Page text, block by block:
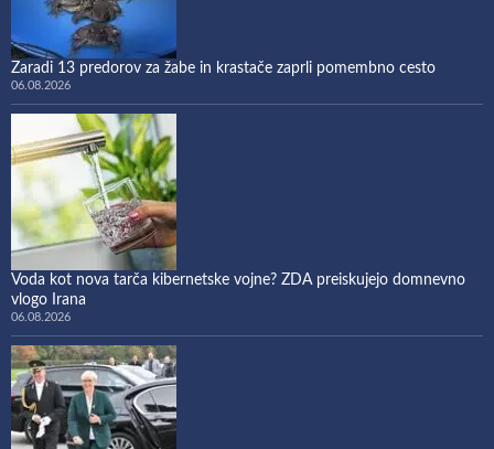
Zaradi 13 predorov za žabe in krastače zaprli pomembno cesto
06.08.2026
Voda kot nova tarča kibernetske vojne? ZDA preiskujejo domnevno
vlogo Irana
06.08.2026